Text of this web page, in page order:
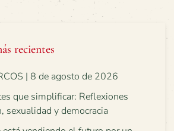
recientes
| 8 de agosto de 2026
que simplificar: Reflexiones
sexualidad y democracia